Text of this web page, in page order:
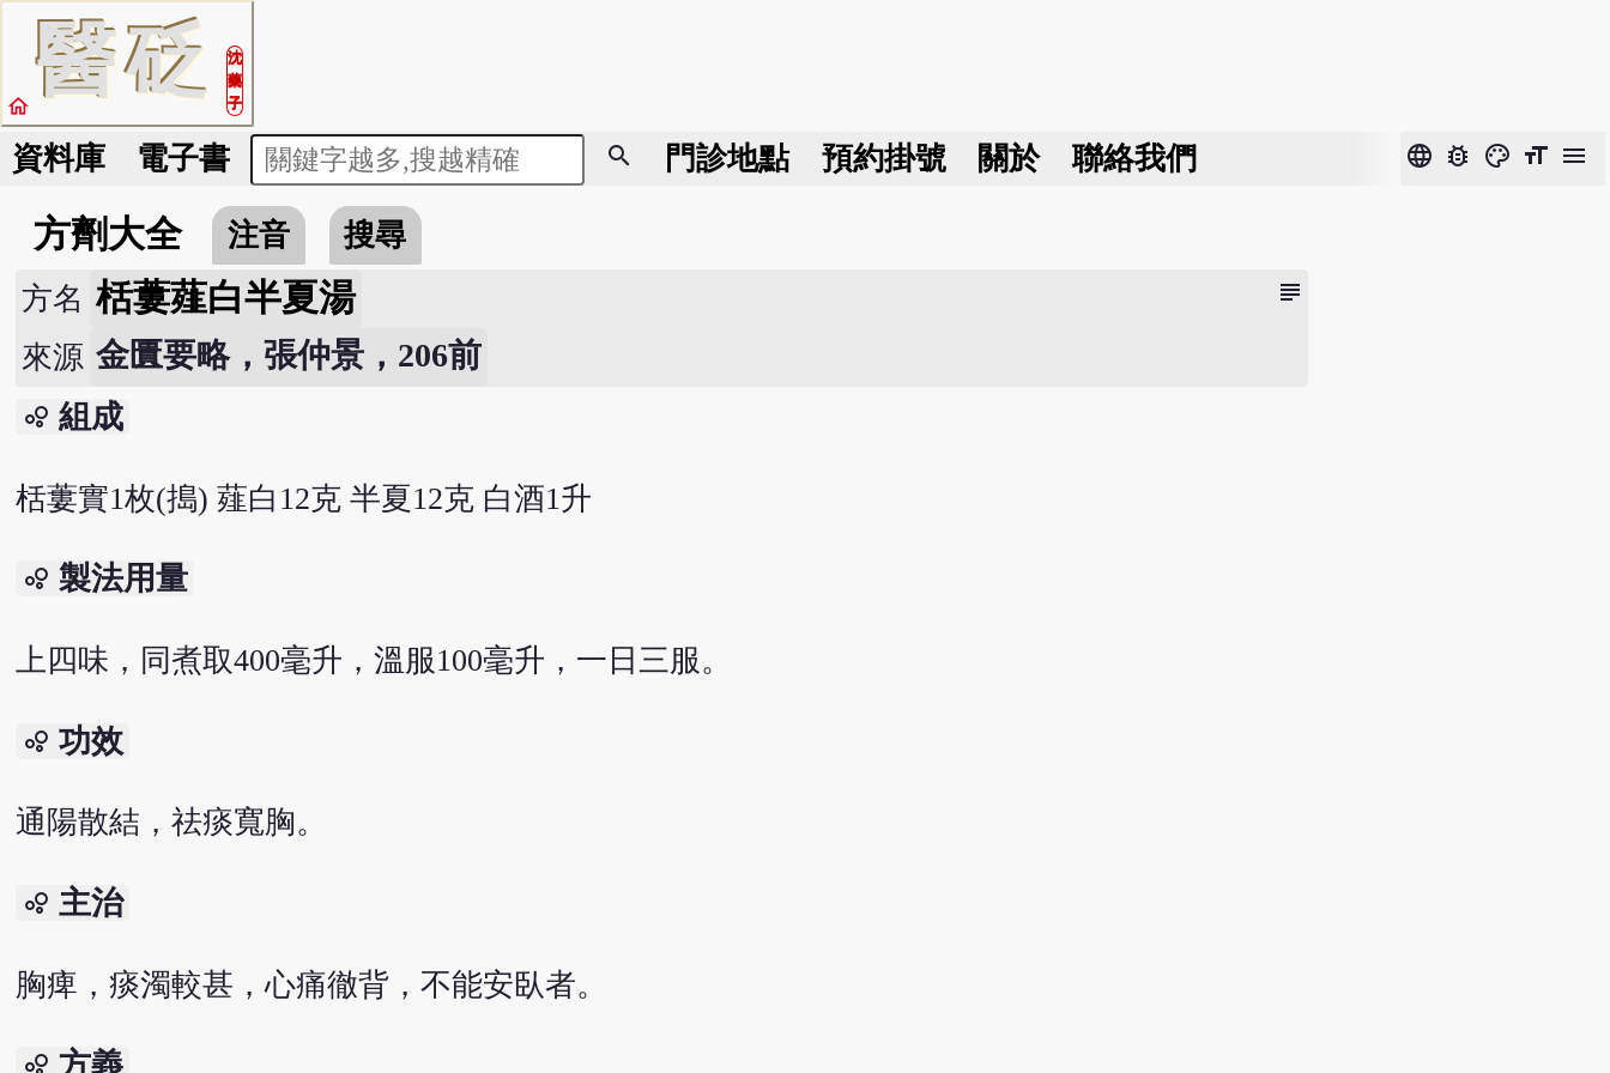
醫砭
沈
藥
子
home
資料庫 電子書 search 門診地點 預約掛號 關於 聯絡我們 language bug_report color_lens format_size menu
方劑大全 注音 搜尋
subject
方名 栝蔞薤白半夏湯
來源 金匱要略，張仲景，206前
bubble_chart 組成
栝蔞實1枚(搗) 薤白12克 半夏12克 白酒1升
bubble_chart 製法用量
上四味，同煮取400毫升，溫服100毫升，一日三服。
bubble_chart 功效
通陽散結，祛痰寬胸。
bubble_chart 主治
胸痺，痰濁較甚，心痛徹背，不能安臥者。
bubble_chart 方義